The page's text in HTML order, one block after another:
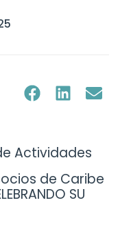
Actividades
de Caribe
SU